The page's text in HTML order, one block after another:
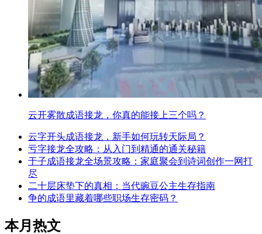
云开雾散成语接龙，你真的能接上三个吗？
云字开头成语接龙，新手如何玩转天际局？
亏字接龙全攻略：从入门到精通的通关秘籍
于子成语接龙全场景攻略：家庭聚会到诗词创作一网打
尽
二十层床垫下的真相：当代豌豆公主生存指南
争的成语里藏着哪些职场生存密码？
本月热文